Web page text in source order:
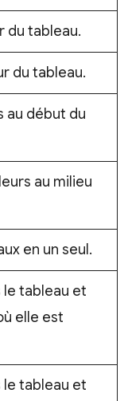
du tableau.
du tableau.
au début du
au milieu
en un seul.
le tableau et
elle est
le tableau et